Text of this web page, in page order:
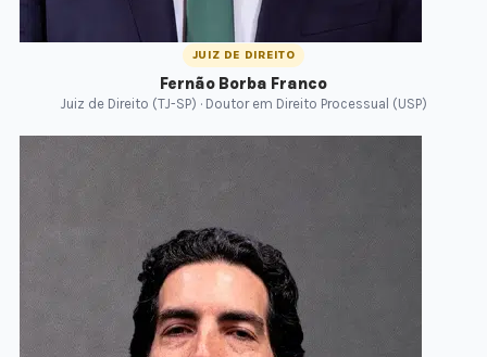
JUIZ DE DIREITO
Fernão Borba Franco
Juiz de Direito (TJ-SP) · Doutor em Direito Processual (USP)